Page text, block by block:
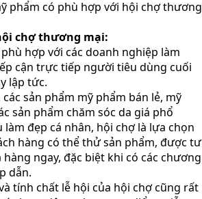
chợ thương mại:
hợp với các doanh nghiệp làm
cận trực tiếp người tiêu dùng cuối
lập tức.
sản phẩm mỹ phẩm bán lẻ, mỹ
sản phẩm chăm sóc da giá phổ
đẹp cá nhân, hội chợ là lựa chọn
hàng có thể thử sản phẩm, được tư
ngay, đặc biệt khi có các chương
dẫn.
tính chất lễ hội của hội chợ cũng rất